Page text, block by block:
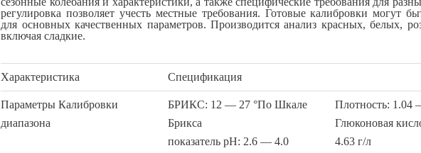
регулировка позволяет учесть местные требования. Готовые калибровки могут
для основных качественных параметров. Производится анализ красных, белых,
включая сладкие.
Характеристика Спецификация
Параметры Калибровки
диапазона
БРИКС: 12 — 27 °По Шкале
Брикса
показатель pH: 2.6 — 4.0
Плотность: 1.04
Глюконовая
4.63 г/л